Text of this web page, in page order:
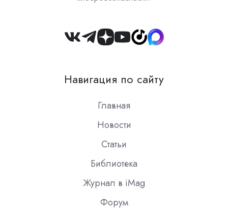
Join
Slack
Навигация по сайту
Главная
Новости
Статьи
Библиотека
Журнал в iMag
Форум